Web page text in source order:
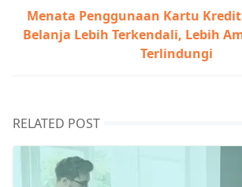
Menata Penggunaan Kartu Kredit
Belanja Lebih Terkendali, Lebih
Terlindungi
RELATED POST